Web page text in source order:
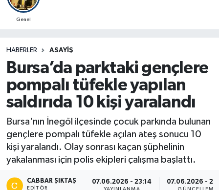
Genel
HABERLER ASAYIŞ
Bursa’da parktaki gençlere
pompalı tüfekle yapılan
saldırıda 10 kişi yaralandı
Bursa'nın İnegöl ilçesinde çocuk parkında bulunan
gençlere pompalı tüfekle açılan ateş sonucu 10
kişi yaralandı. Olay sonrası kaçan şüphelinin
yakalanması için polis ekipleri çalışma başlattı.
CABBAR ŞIKTAŞ
EDITÖR
07.06.2026 - 23:14
YAYINLANMA
07.06.2026 -
GÜNCELLEME
Süper Lig Puan Durumu ve Fikstür
Son Dakika Haberleri
Haber Arşivi